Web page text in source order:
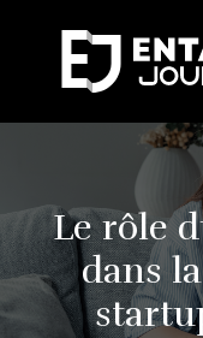
Le rôle
dans